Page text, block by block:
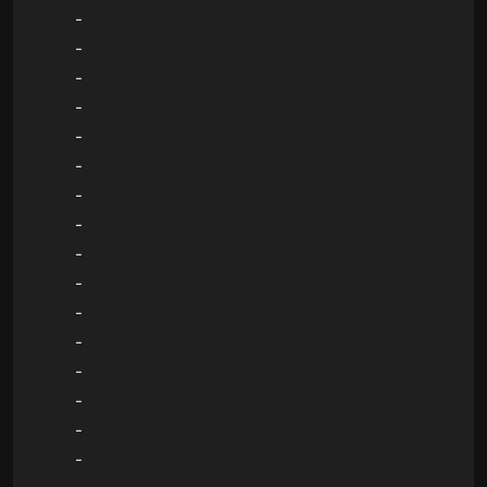
-
-
-
-
-
-
-
-
-
-
-
-
-
-
-
-